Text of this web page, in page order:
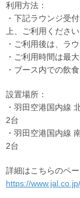
利用方法：
・下記ラウンジ受
上、ご利用ください
・ご利用後は、ラ
・ご利用時間は最
・ブース内での飲
設置場所：
・羽田空港国内線
2台
・羽田空港国内線
2台
詳細はこちらのペ
https://